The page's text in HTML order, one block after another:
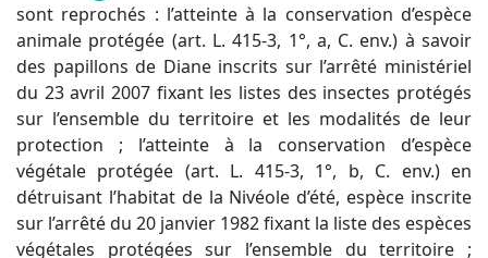
sont reprochés : l’atteinte à la conservation d’espèce
animale protégée (art. L. 415-3, 1°, a, C. env.) à savoir
des papillons de Diane inscrits sur l’arrêté ministériel
du 23 avril 2007 fixant les listes des insectes protégés
sur l’ensemble du territoire et les modalités de leur
protection ; l’atteinte à la conservation d’espèce
végétale protégée (art. L. 415-3, 1°, b, C. env.) en
détruisant l’habitat de la Nivéole d’été, espèce inscrite
sur l’arrêté du 20 janvier 1982 fixant la liste des espèces
végétales protégées sur l’ensemble du territoire ;